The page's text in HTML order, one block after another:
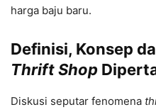
harga baju baru.
Definisi, Konsep
Thrift Shop
Diskusi seputar fenomena